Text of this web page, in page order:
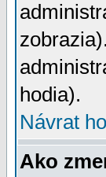
hodia).
Návrat
Ako